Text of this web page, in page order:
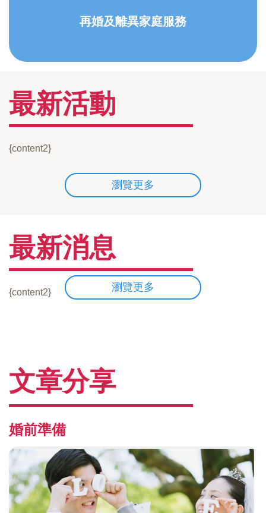
再婚及離異家庭服務
最新活動
{content2}
瀏覽更多
最新消息
{content2} 瀏覽更多
文章分享
婚前準備